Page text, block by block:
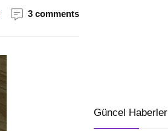
3 comments
Güncel Haberler